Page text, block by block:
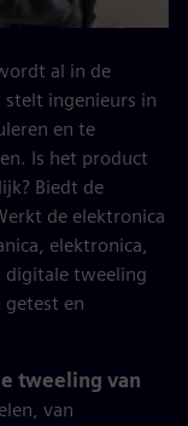
al in de
ingenieurs in
en te
Is het product
Biedt de
de elektronica
elektronica,
digitale tweeling
getest en
tweeling van
van